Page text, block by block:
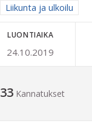
Rajaa tulokset
Liikunta ja ulkoilu
LUONTIAIKA
24.10.2019
33 Kannatukset